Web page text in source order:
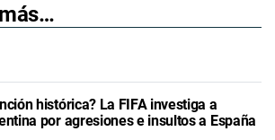
histórica? La FIFA investiga a
por agresiones e insultos a España